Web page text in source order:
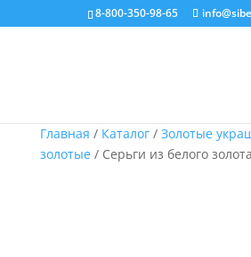
8-800-350-98-65
Главная / Каталог/ Золотые
золотые/ Серьги из белого золота